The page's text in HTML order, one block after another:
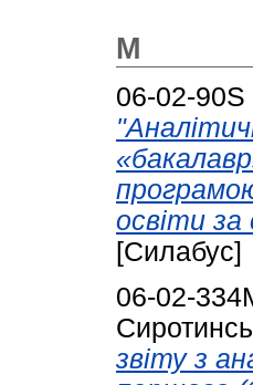
М
06-02-90S
освіти за
[Силабус]
06-02-
звіту з